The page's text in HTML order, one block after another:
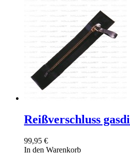
Reißverschluss
99,95 €
In den Warenkorb